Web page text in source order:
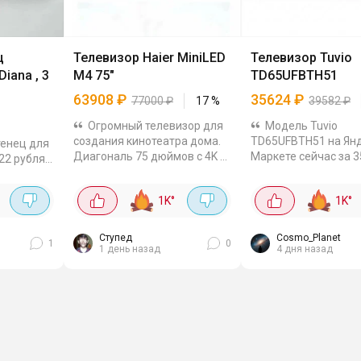
, 3
для
рубля.
30×50,
1
Телевизор Haier MiniLED
M4 75"
63908 ₽ 77000₽ 17%
Огромный телевизор для
создания кинотеатра дома.
Диагональ 75 дюймов с 4K и
Технология Mini LED,
поддержка HDR10, Dolby
Vision. Шустрый смарт-тв на
Google TV 14 с 2/32...
1K°
Ступед
1 день назад
0
Телевизор Tuvio
TD65UFBTH51
35624₽ 39582₽
Модель Tuvio
TD65UFBTH51 на
Маркете сейчас за
FACTORY10 65
VA-матрица.
радует. Внутри -
памяти 64 ГБ -
1K°
Cosmo_Planet
4 дня назад